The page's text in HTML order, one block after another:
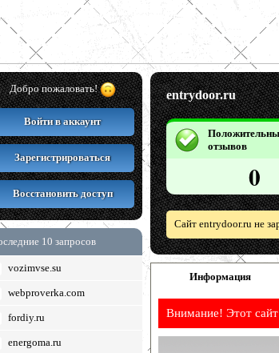
Добро пожаловать!
Войти в аккаунт
Зарегистрироваться
Восстановить доступ
10 запросов
vozimvse.su
webproverka.com
fordiy.ru
energoma.ru
entrydoor.ru
отзывов
0
Сайт entrydoor.ru не
Информация
Внимание! Этот сайт